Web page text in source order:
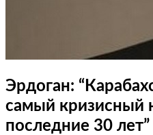
Эрдоган:
самый кризисный
последние 30 лет”